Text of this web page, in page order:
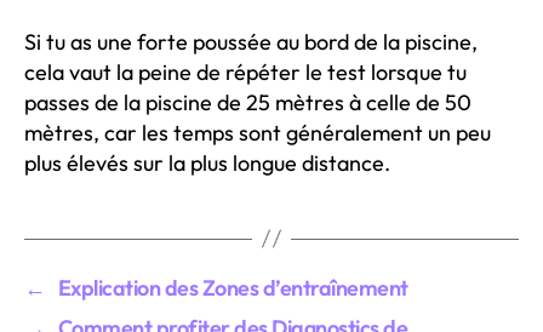
Si tu as une forte poussée au bord de la piscine,
cela vaut la peine de répéter le test lorsque tu
passes de la piscine de 25 mètres à celle de 50
mètres, car les temps sont généralement un peu
plus élevés sur la plus longue distance.
←
Explication des Zones d’entraînement